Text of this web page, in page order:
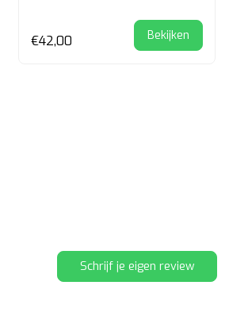
€42,00 Bekijken
Schrijf je eigen review